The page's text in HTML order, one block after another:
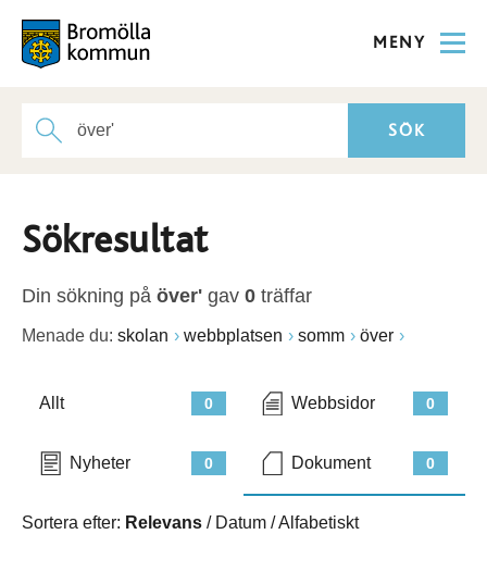
MENY
Sökresultat
Din sökning på över' gav 0 träffar
Menade du: skolan webbplatsen somm över
0
Allt 0
Webbsidor
0
Nyheter 0
Dokument
Sortera efter: Relevans / Datum /Alfabetiskt